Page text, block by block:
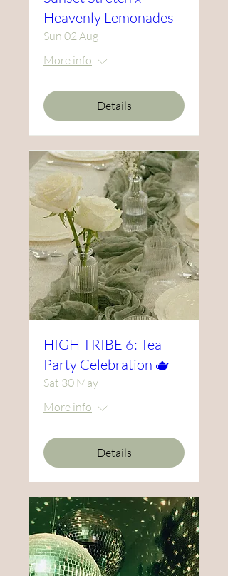
Heavenly Lemonades
Sun 02 Aug
More info
Details
HIGH TRIBE 6: Tea
Party Celebration 🫖
Sat 30 May
More info
Details